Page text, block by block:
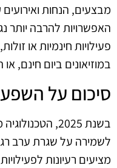
מבצעים, הנחות
האפשרויות להרבה יותר
פעילויות חינמיות או
במוזיאונים ביום חינם,
סיכום על
בשנת 2025,
לשמירה על שגרת ערב
מציעים רעיונות